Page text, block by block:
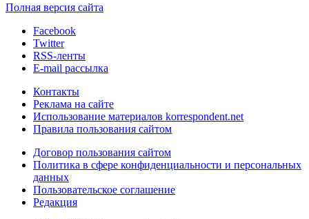
Полная версия сайта
Facebook
Twitter
RSS-ленты
E-mail рассылка
Контакты
Реклама на сайте
Использование материалов korrespondent.net
Правила пользования сайтом
Договор пользования сайтом
Политика в сфере конфиденциальности и персональных
данных
Пользовательское соглашение
Редакция